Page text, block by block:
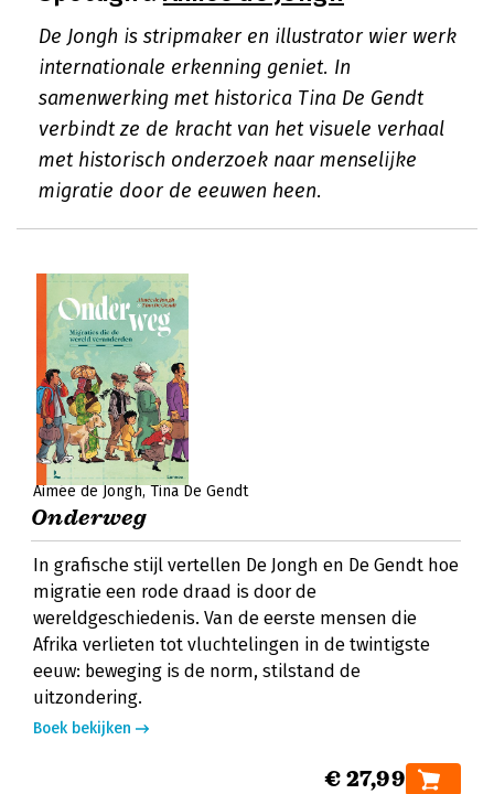
De Jongh is stripmaker en illustrator wier werk
internationale erkenning geniet. In
samenwerking met historica Tina De Gendt
verbindt ze de kracht van het visuele verhaal
met historisch onderzoek naar menselijke
migratie door de eeuwen heen.
Aimée de Jongh Tina De Gendt
Onderweg
In grafische stijl vertellen De Jongh en De Gendt hoe
migratie een rode draad is door de
wereldgeschiedenis. Van de eerste mensen die
Afrika verlieten tot vluchtelingen in de twintigste
eeuw: beweging is de norm, stilstand de
uitzondering.
Boek bekijken
€ 27,99